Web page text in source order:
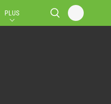
PLUS